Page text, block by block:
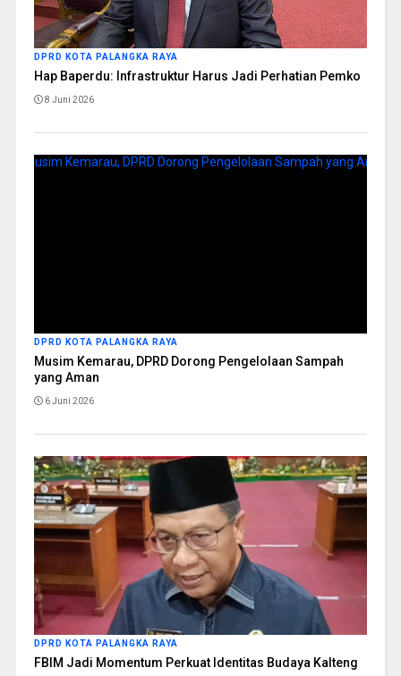
DPRD KOTA PALANGKA RAYA
Hap Baperdu: Infrastruktur Harus Jadi Perhatian Pemko
8 Juni 2026
DPRD KOTA PALANGKA RAYA
Musim Kemarau, DPRD Dorong Pengelolaan Sampah
yang Aman
6 Juni 2026
DPRD KOTA PALANGKA RAYA
FBIM Jadi Momentum Perkuat Identitas Budaya Kalteng